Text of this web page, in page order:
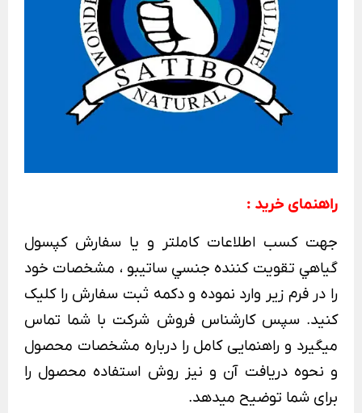
راهنمای خرید :
جهت كسب اطلاعات كاملتر و يا سفارشکپسول
گياهي تقويت کننده جنسي ساتيبو ، مشخصات خود
را در فرم زیر وارد نموده و دکمه ثبت سفارش را کلیک
کنید. سپس کارشناس فروش شرکت با شما تماس
میگیرد و راهنمایی کامل را درباره مشخصات محصول
و نحوه دریافت آن و نیز روش استفاده محصول را
برای شما توضیح میدهد.